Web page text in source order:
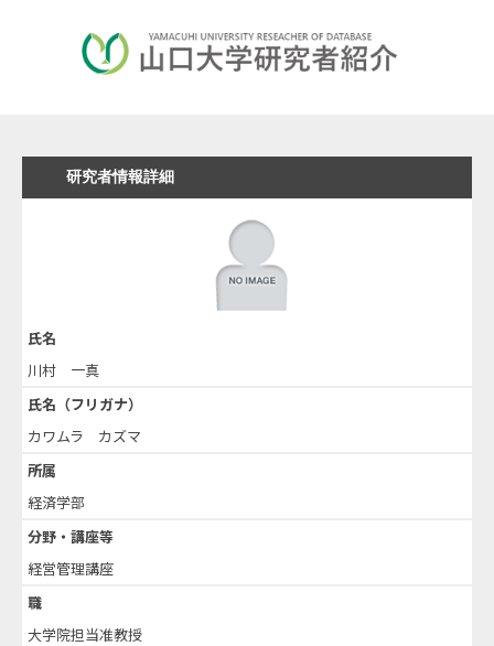
研究者情報詳細
氏名
川村 一真
氏名（フリガナ）
カワムラ カズマ
所属
経済学部
分野・講座等
経営管理講座
職
大学院担当准教授